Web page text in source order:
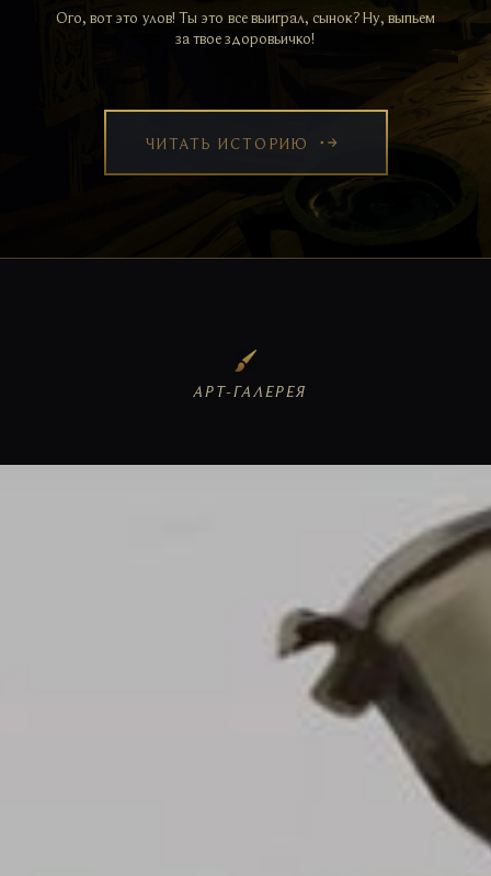
Ого, вот это улов! Ты это все выиграл, сынок? Ну, выпьем
за твое здоровьичко!
ЧИТАТЬ ИСТОРИЮ
АРТ-ГАЛЕРЕЯ